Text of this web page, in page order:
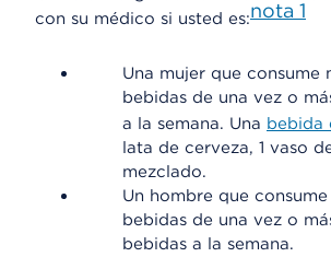
con su médico si usted es:nota 1
Una mujer que consume
bebidas de una vez o
a la semana. Una bebida
lata de cerveza, 1 vaso
mezclado.
Un hombre que
bebidas de una vez o
bebidas a la semana.